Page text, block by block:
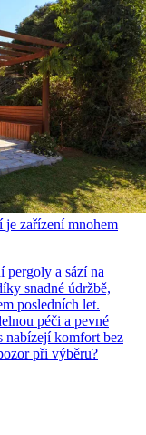
je zařízení mnohem
pergoly a sází na
snadné údržbě,
posledních let.
péči a pevné
nabízejí komfort bez
při výběru?